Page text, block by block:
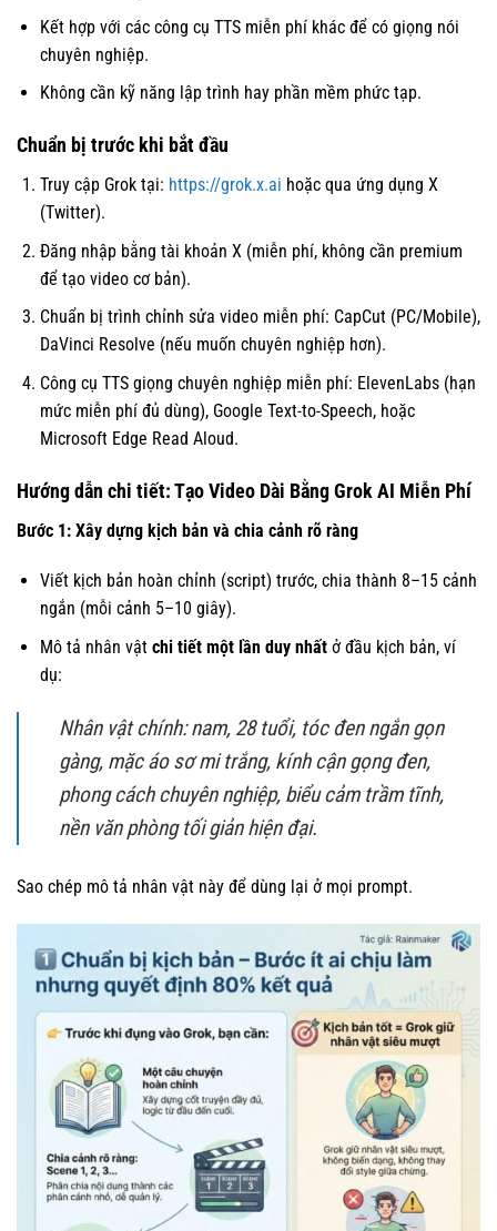
Kết hợp với các công cụ TTS miễn phí khác để có giọng nói
chuyên nghiệp.
Không cần kỹ năng lập trình hay phần mềm phức tạp.
Chuẩn bị trước khi bắt đầu
Truy cập Grok tại: https://grok.x.ai hoặc qua ứng dụng X
(Twitter).
Đăng nhập bằng tài khoản X (miễn phí, không cần premium
để tạo video cơ bản).
Chuẩn bị trình chỉnh sửa video miễn phí: CapCut (PC/Mobile),
DaVinci Resolve (nếu muốn chuyên nghiệp hơn).
Công cụ TTS giọng chuyên nghiệp miễn phí: ElevenLabs (hạn
mức miễn phí đủ dùng), Google Text-to-Speech, hoặc
Microsoft Edge Read Aloud.
Hướng dẫn chi tiết: Tạo Video Dài Bằng Grok AI Miễn Phí
Bước 1: Xây dựng kịch bản và chia cảnh rõ ràng
Viết kịch bản hoàn chỉnh (script) trước, chia thành 8–15 cảnh
ngắn (mỗi cảnh 5–10 giây).
Mô tả nhân vật chi tiết một lần duy nhấtở đầu kịch bản, ví
dụ:
Nhân vật chính: nam, 28 tuổi, tóc đen ngắn gọn
gàng, mặc áo sơ mi trắng, kính cận gọng đen,
phong cách chuyên nghiệp, biểu cảm trầm tĩnh,
nền văn phòng tối giản hiện đại.
Sao chép mô tả nhân vật này để dùng lại ở mọi prompt.